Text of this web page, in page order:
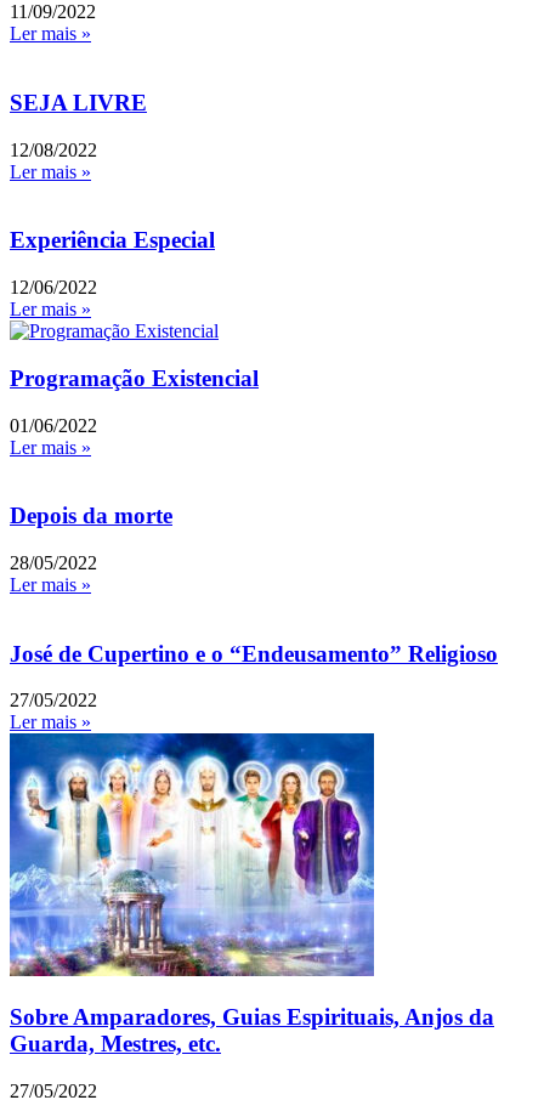
11/09/2022
Ler mais »
SEJA LIVRE
12/08/2022
Ler mais »
Experiência Especial
12/06/2022
Ler mais »
Programação Existencial
01/06/2022
Ler mais »
Depois da morte
28/05/2022
Ler mais »
José de Cupertino e o “Endeusamento” Religioso
27/05/2022
Ler mais »
Sobre Amparadores, Guias Espirituais, Anjos da
Guarda, Mestres, etc.
27/05/2022